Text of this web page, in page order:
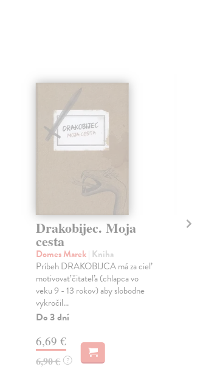
Drakobijec. Moja
cesta
Domes Marek| Kniha
Príbeh DRAKOBIJCA má za cieľ
motivovať čitateľa (chlapca vo
veku 9 - 13 rokov) aby slobodne
vykročil...
Do 3 dní
6,69 €
6,90 € ?